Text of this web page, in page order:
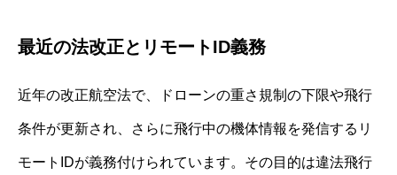
最近の法改正とリモートID義務
近年の改正航空法で、ドローンの重さ規制の下限や飛行
条件が更新され、さらに飛行中の機体情報を発信するリ
モートIDが義務付けられています。その目的は違法飛行